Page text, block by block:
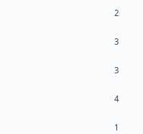
2
3
3
4
1